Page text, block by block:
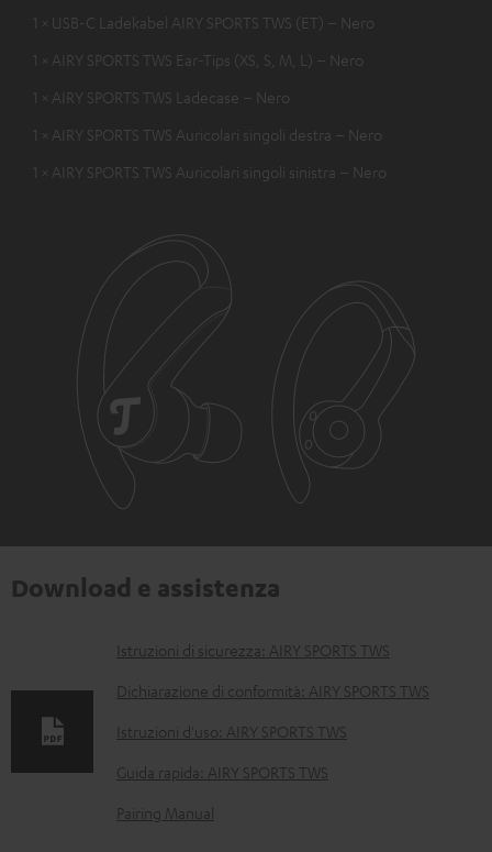
1 × USB-C Ladekabel AIRY SPORTS TWS (ET) – Nero
1 × AIRY SPORTS TWS Ear-Tips (XS, S, M, L) – Nero
1 × AIRY SPORTS TWS Ladecase – Nero
1 × AIRY SPORTS TWS Auricolari singoli destra – Nero
1 × AIRY SPORTS TWS Auricolari singoli sinistra – Nero
Download e assistenza
D
o
m
e
Istruzioni di sicurezza: AIRY SPORTS TWS
Dichiarazione di conformità: AIRY SPORTS TWS
Istruzioni d'uso: AIRY SPORTS TWS
Guida rapida: AIRY SPORTS TWS
Pairing Manual